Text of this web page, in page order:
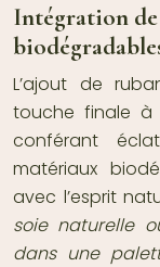
Intégration
L’ajout de
touche finale à
conférant
matériaux
avec l’esprit
soie naturelle
dans une